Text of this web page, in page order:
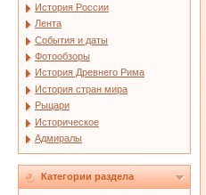
История России
Лента
События и даты
Фотообзоры
История Древнего Рима
История стран мира
Рыцари
Историческое
Адмиралы
Категории раздела